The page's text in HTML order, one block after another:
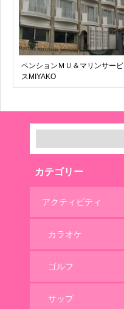
ペンションＭＵ＆マリンサービ
スMIYAKO
カテゴリー
アクティビティ
カラオケ
ゴルフ
サップ